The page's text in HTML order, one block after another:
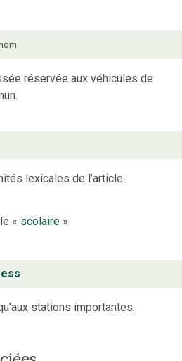
réservée aux véhicules de
lexicales de l’article
« scolaire »
stations importantes.